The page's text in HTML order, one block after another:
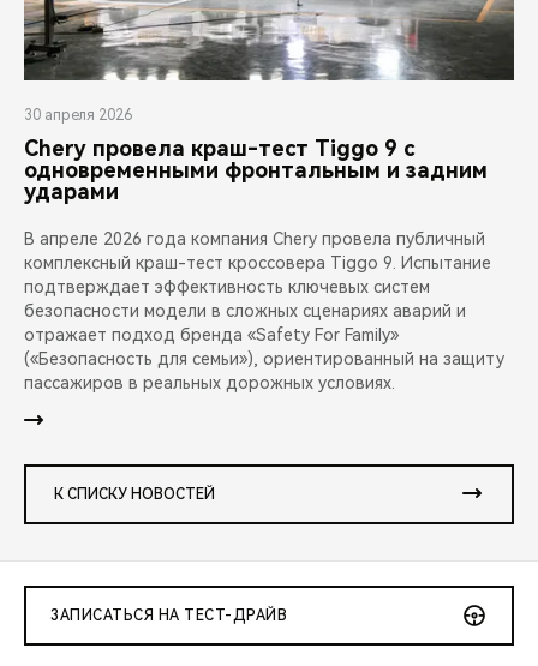
30 апреля 2026
Chery провела краш-тест Tiggo 9 с
одновременными фронтальным и задним
ударами
В апреле 2026 года компания Chery провела публичный
комплексный краш-тест кроссовера Tiggo 9. Испытание
подтверждает эффективность ключевых систем
безопасности модели в сложных сценариях аварий и
отражает подход бренда «Safety For Family»
(«Безопасность для семьи»), ориентированный на защиту
пассажиров в реальных дорожных условиях.
К СПИСКУ НОВОСТЕЙ
ЗАПИСАТЬСЯ НА ТЕСТ-ДРАЙВ